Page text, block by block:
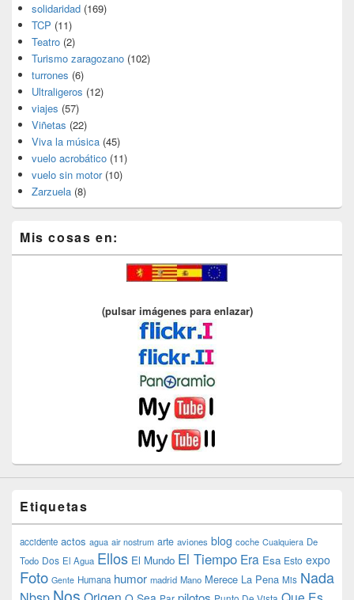
solidaridad (169)
TCP (11)
Teatro (2)
Turismo zaragozano (102)
turrones (6)
Ultraligeros (12)
viajes (57)
Viñetas (22)
Viva la música (45)
vuelo acrobático (11)
vuelo sin motor(10)
Zarzuela (8)
Mis cosas en:
(pulsar imágenes para enlazar)
Etiquetas
accidente actos agua air nostrum arte aviones blog coche Cualquiera De
Todo Dos El Agua Ellos El Mundo El Tiempo Era Esa Esto expo
Foto Gente Humana humor madrid Mano Merece La Pena Mis Nada